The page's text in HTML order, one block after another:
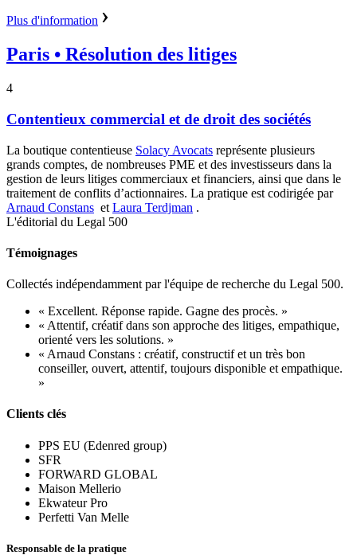
Plus d'information
Paris • Résolution des litiges
4
Contentieux commercial et de droit des sociétés
La boutique contentieuse Solacy Avocats représente plusieurs
grands comptes, de nombreuses PME et des investisseurs dans la
gestion de leurs litiges commerciaux et financiers, ainsi que dans le
traitement de conflits d’actionnaires. La pratique est codirigée par
Arnaud Constans et Laura Terdjman .
L'éditorial du Legal 500
Témoignages
Collectés indépendamment par l'équipe de recherche du Legal 500.
« Excellent. Réponse rapide. Gagne des procès. »
« Attentif, créatif dans son approche des litiges, empathique,
orienté vers les solutions. »
« Arnaud Constans : créatif, constructif et un très bon
conseiller, ouvert, attentif, toujours disponible et empathique.
»
Clients clés
PPS EU (Edenred group)
SFR
FORWARD GLOBAL
Maison Mellerio
Ekwateur Pro
Perfetti Van Melle
Responsable de la pratique